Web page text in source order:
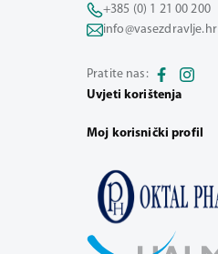
+385 (0) 1 21 00 200
info@vasezdravlje.hr
Pratite nas:
Uvjeti korištenja
Moj korisnički profil